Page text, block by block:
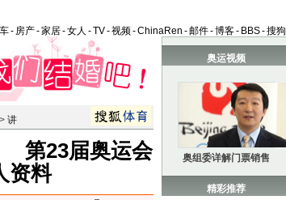
- 房产-家居-女人 -TV-视频-ChinaRen -邮件-博客- BBS-搜狗
> 讲
第23届奥运会
资料
奥运视频
奥组委详解门票销售
精彩推荐